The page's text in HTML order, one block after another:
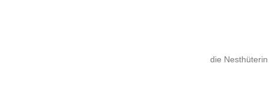
die Nesthüterin